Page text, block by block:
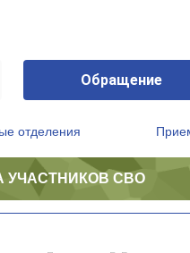
Обращение
отделения
УЧАСТНИКОВ СВО